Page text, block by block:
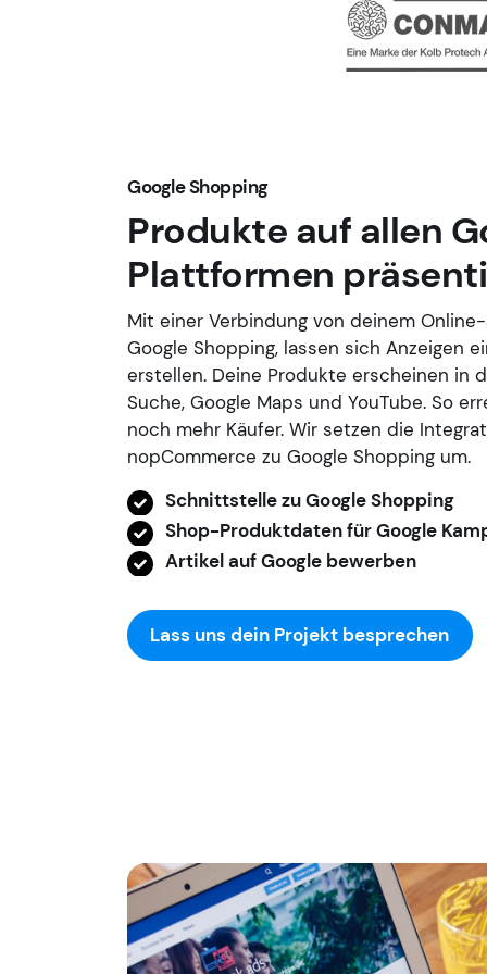
Google Shopping
Produkte auf allen
Plattformen
Mit einer Verbindung von deinem
Google Shopping, lassen sich Anzeigen
erstellen. Deine Produkte erscheinen in
Suche, Google Maps und YouTube. So
noch mehr Käufer. Wir setzen die
nopCommerce zu Google Shopping um.
Schnittstelle zu Google Shopping
Shop-Produktdaten für Google
Artikel auf Google bewerben
Lass uns dein Projekt besprechen